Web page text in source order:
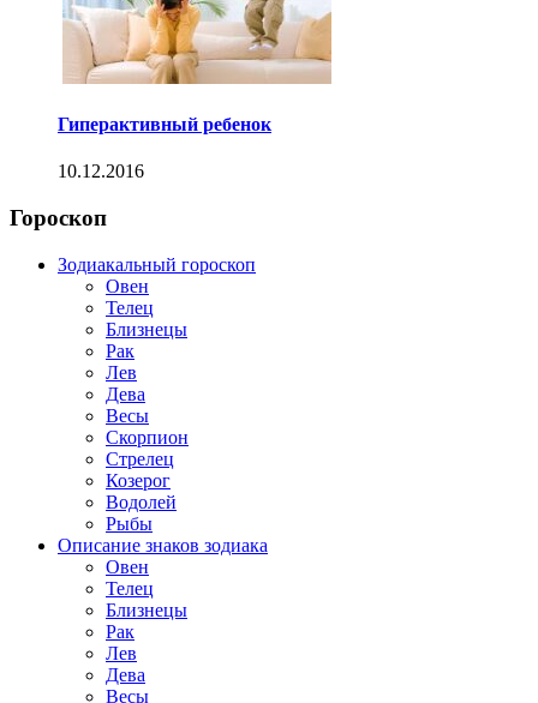
Гиперактивный ребенок
10.12.2016
Гороскоп
Зодиакальный гороскоп
Овен
Телец
Близнецы
Рак
Лев
Дева
Весы
Скорпион
Стрелец
Козерог
Водолей
Рыбы
Описание знаков зодиака
Овен
Телец
Близнецы
Рак
Лев
Дева
Весы